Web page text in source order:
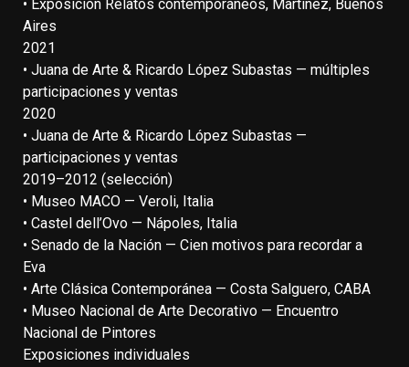
• Exposición Relatos contemporáneos, Martínez, Buenos
Aires
2021
• Juana de Arte & Ricardo López Subastas — múltiples
participaciones y ventas
2020
• Juana de Arte & Ricardo López Subastas —
participaciones y ventas
2019–2012 (selección)
• Museo MACO — Veroli, Italia
• Castel dell’Ovo — Nápoles, Italia
• Senado de la Nación — Cien motivos para recordar a
Eva
• Arte Clásica Contemporánea — Costa Salguero, CABA
• Museo Nacional de Arte Decorativo — Encuentro
Nacional de Pintores
Exposiciones individuales